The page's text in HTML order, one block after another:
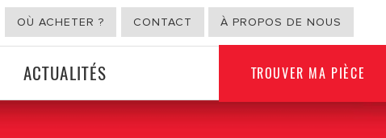
OÙ ACHETER ? CONTACT À PROPOS DE NOUS
ACTUALITÉS TROUVER MA PIÈCE